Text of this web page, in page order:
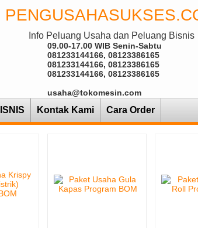
Info Peluang Usaha dan Peluang Bisnis
09.00-17.00 WIB Senin-Sabtu
081233144166, 08123386165
081233144166, 08123386165
081233144166, 08123386165
usaha@tokomesin.com
Kontak Kami Cara Order